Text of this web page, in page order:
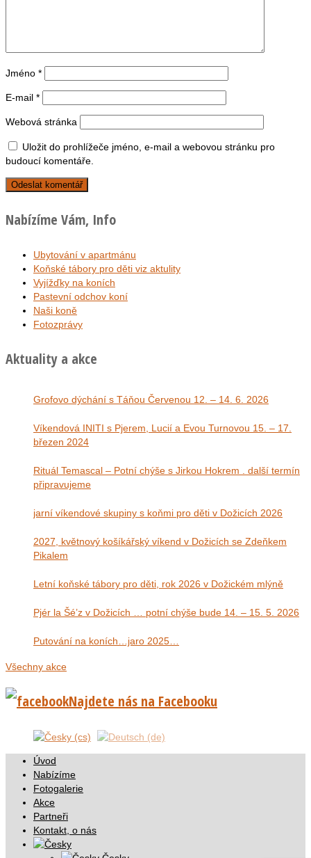
Jméno *
E-mail *
Webová stránka
Uložit do prohlížeče jméno, e-mail a webovou stránku pro
budoucí komentáře.
Nabízíme Vám, Info
Ubytování v apartmánu
Koňské tábory pro děti viz aktulity
Vyjížďky na koních
Pastevní odchov koní
Naši koně
Fotozprávy
Aktuality a akce
Grofovo dýchání s Táňou Červenou 12. – 14. 6. 2026
Víkendová INITI s Pjerem, Lucií a Evou Turnovou 15. – 17.
březen 2024
Rituál Temascal – Potní chýše s Jirkou Hokrem . další termín
připravujeme
jarní víkendové skupiny s koňmi pro děti v Dožicích 2026
2027, květnový košíkářský víkend v Dožicích se Zdeňkem
Pikalem
Letní koňské tábory pro děti, rok 2026 v Dožickém mlýně
Pjér la Šé’z v Dožicích … potní chýše bude 14. – 15. 5. 2026
Putování na koních…jaro 2025…
Všechny akce
Najdete nás na Facebooku
Úvod
Nabízíme
Fotogalerie
Akce
Partneři
Kontakt, o nás